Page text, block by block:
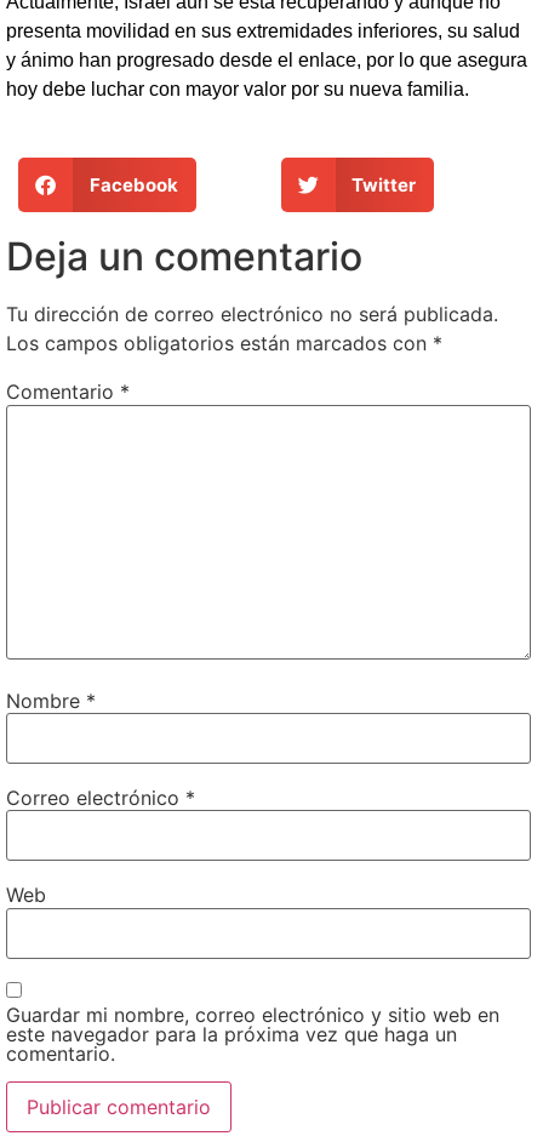
presenta movilidad en sus extremidades inferiores, su salud
y ánimo han progresado desde el enlace, por lo que asegura
hoy debe luchar con mayor valor por su nueva familia.
Facebook Twitter
Deja un comentario
Tu dirección de correo electrónico no será publicada.
Los campos obligatorios están marcados con *
Comentario *
Nombre *
Correo electrónico *
Web
Guardar mi nombre, correo electrónico y sitio web en
este navegador para la próxima vez que haga un
comentario.